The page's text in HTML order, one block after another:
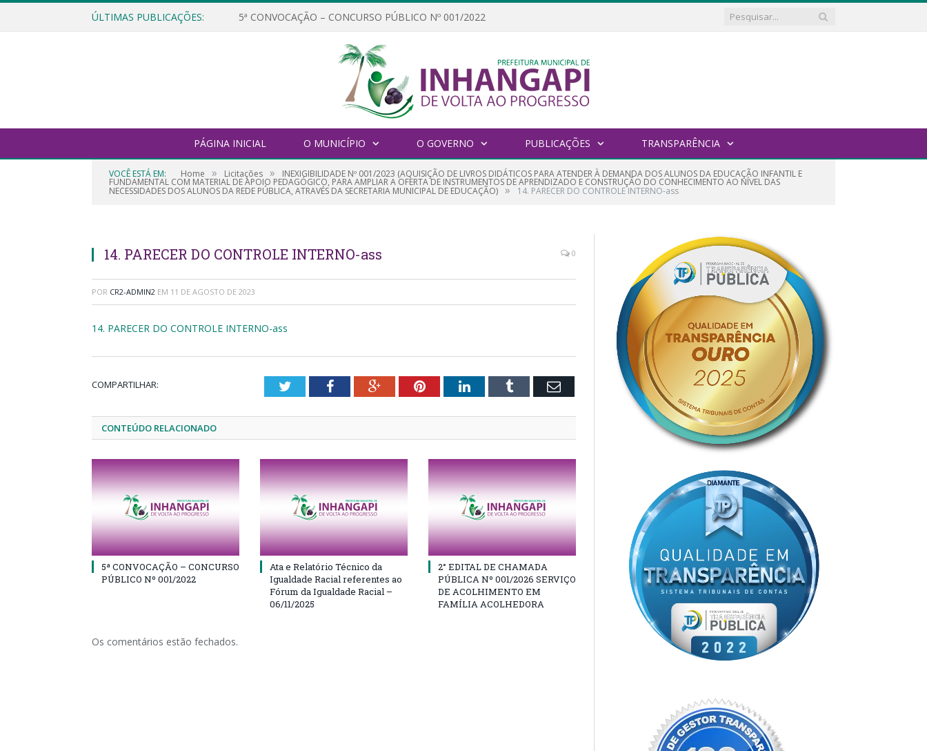
ÚLTIMAS PUBLICAÇÕES: 5ª CONVOCAÇÃO – CONCURSO PÚBLICO Nº 001/2022
PÁGINA INICIAL O MUNICÍPIO O GOVERNO PUBLICAÇÕES TRANSPARÊNCIA
VOCÊ ESTÁ EM: Home » Licitações » INEXIGIBILIDADE Nº 001/2023 (AQUISIÇÃO DE LIVROS DIDÁTICOS PARA ATENDER À DEMANDA DOS ALUNOS DA EDUCAÇÃO INFANTIL E
FUNDAMENTAL COM MATERIAL DE APOIO PEDAGÓGICO, PARA AMPLIAR A OFERTA DE INSTRUMENTOS DE APRENDIZADO E CONSTRUÇÃO DO CONHECIMENTO AO NÍVEL DAS
NECESSIDADES DOS ALUNOS DA REDE PÚBLICA, ATRAVÉS DA SECRETARIA MUNICIPAL DE EDUCAÇÃO) » 14. PARECER DO CONTROLE INTERNO-ass
14. PARECER DO CONTROLE INTERNO-ass 0
POR CR2-ADMIN2 EM 11 DE AGOSTO DE 2023
14. PARECER DO CONTROLE INTERNO-ass
COMPARTILHAR: TwitterFacebookGoogle+PinterestLinkedInTumblr Email
CONTEÚDO RELACIONADO
5ª CONVOCAÇÃO – CONCURSO
PÚBLICO Nº 001/2022
Ata e Relatório Técnico da
Igualdade Racial referentes ao
Fórum da Igualdade Racial –
06/11/2025
2° EDITAL DE CHAMADA
PÚBLICA Nº 001/2026 SERVIÇO
DE ACOLHIMENTO EM
FAMÍLIA ACOLHEDORA
Os comentários estão fechados.